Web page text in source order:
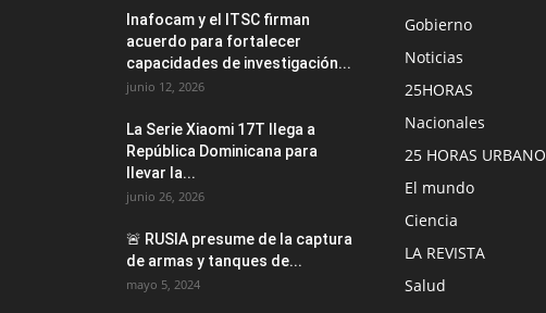
Inafocam y el ITSC firman
acuerdo para fortalecer
capacidades de investigación...
junio 12, 2026
La Serie Xiaomi 17T llega a
República Dominicana para
llevar la...
junio 26, 2026
🚨 RUSIA presume de la captura
de armas y tanques de...
mayo 5, 2024
Gobierno
Noticias
25HORAS
Nacionales
25 HORAS URBANO
El mundo
Ciencia
LA REVISTA
Salud